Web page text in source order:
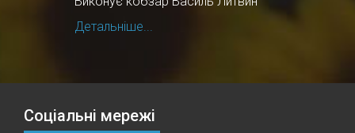
Детальніше...
Соціальні мережі